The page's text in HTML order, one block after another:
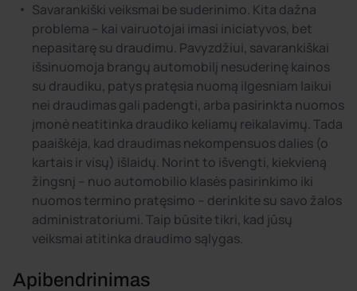
Savarankiški veiksmai be suderinimo. Kita dažna
problema – kai vairuotojai imasi iniciatyvos, bet
nepasitarę su draudimu. Pavyzdžiui, savarankiškai
išsinuomoja brangų automobilį nesuderinę kainos
su draudiku, patys pratęsia nuomą ilgesniam laikui
nei draudimas gali padengti, arba pasirinkta nuomos
įmonė neatitinka draudiko keliamų reikalavimų. Tada
paaiškėja, kad draudimas nekompensuos dalies (o
kartais ir visų) išlaidų. Norint to išvengti, kiekvieną
žingsnį – nuo automobilio klasės pasirinkimo iki
nuomos termino pratęsimo – derinkite su savo žalos
administratoriumi. Taip būsite tikri, kad jūsų
veiksmai atitinka draudimo sąlygas.
Apibendrinimas